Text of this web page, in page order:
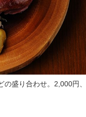
の盛り合わせ。2,000円